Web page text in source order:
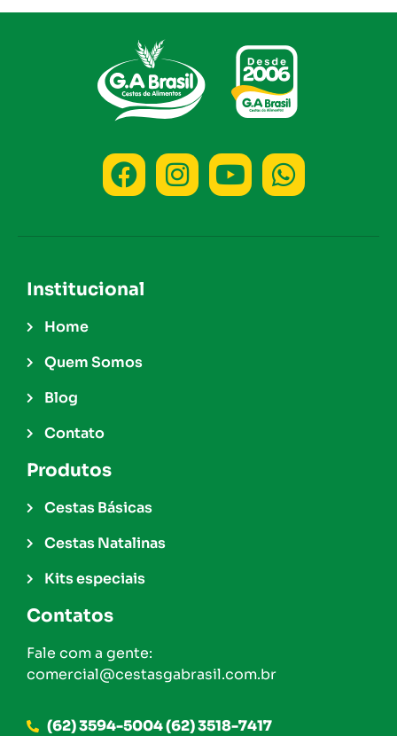
Institucional
Home
Quem Somos
Blog
Contato
Produtos
Cestas Básicas
Cestas Natalinas
Kits especiais
Contatos
Fale com a gente:
comercial@cestasgabrasil.com.br
(62) 3594-5004 (62) 3518-7417